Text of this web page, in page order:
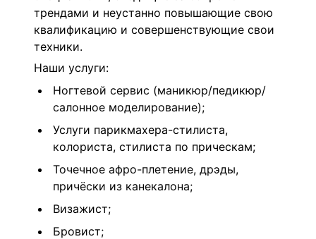
трендами и неустанно повышающие свою
квалификацию и совершенствующие свои
техники.
Наши услуги:
Ногтевой сервис (маникюр/педикюр/
салонное моделирование);
Услуги парикмахера-стилиста,
колориста, стилиста по прическам;
Точечное афро-плетение, дрэды,
причёски из канекалона;
Визажист;
Бровист;